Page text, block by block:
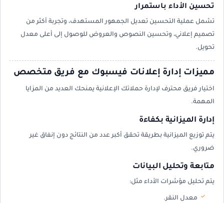
تحسين الأداء باستمرار
تشمل عملية التحسين تعديل الجمهور المستهدف، وتجربة أكثر من
تصميم إعلاني، وتحسين النصوص والعروض للوصول إلى أعلى معدل
تحويل.
مميزات إدارة إعلانات فيسبوك مع فريق متخصص
اختيار فريق محترف لإدارة حملاتك الإعلانية يمنحك العديد من المزايا
المهمة.
إدارة الميزانية بكفاءة
يتم توزيع الميزانية بطريقة تحقق أكبر عدد من النتائج دون إنفاق غير
ضروري.
متابعة وتحليل البيانات
يتم تحليل مؤشرات الأداء مثل:
معدل النقر.